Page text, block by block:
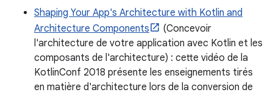
Shaping Your App's Architecture with Kotlin and
Architecture Components
(Concevoir
l'architecture de votre application avec Kotlin et les
composants de l'architecture) : cette vidéo de la
KotlinConf 2018 présente les enseignements tirés
en matière d'architecture lors de la conversion de